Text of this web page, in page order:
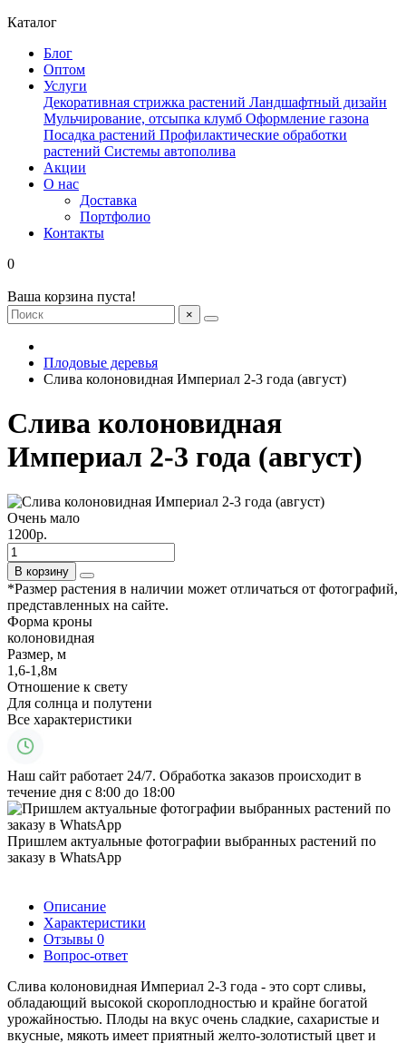
Каталог
Блог
Оптом
Услуги
Декоративная стрижка растений Ландшафтный дизайн
Мульчирование, отсыпка клумб Оформление газона
Посадка растений Профилактические обработки
растений Системы автополива
Акции
О нас
Доставка
Портфолио
Контакты
0
Ваша корзина пуста!
×
Плодовые деревья
Слива колоновидная Империал 2-3 года (август)
Слива колоновидная
Империал 2-3 года (август)
Очень мало
1200р.
В корзину
*Размер растения в наличии может отличаться от фотографий,
представленных на сайте.
Форма кроны
колоновидная
Размер, м
1,6-1,8м
Отношение к свету
Для солнца и полутени
Все характеристики
Наш сайт работает 24/7. Обработка заказов происходит в
течение дня с 8:00 до 18:00
Пришлем актуальные фотографии выбранных растений по
заказу в WhatsApp
Описание
Характеристики
Отзывы 0
Вопрос-ответ
Слива колоновидная Империал 2-3 года - это сорт сливы,
обладающий высокой скороплодностью и крайне богатой
урожайностью. Плоды на вкус очень сладкие, сахаристые и
вкусные, мякоть имеет приятный желто-золотистый цвет и